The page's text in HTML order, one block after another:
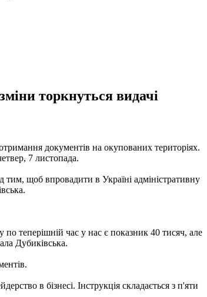
торкнуться видачі
документів на окупованих територіях.
7 листопада.
щоб впровадити в Україні адміністративну
теперішній час у нас є показник 40 тисяч, але
Дубиківська.
в бізнесі. Інструкція складається з п'яти